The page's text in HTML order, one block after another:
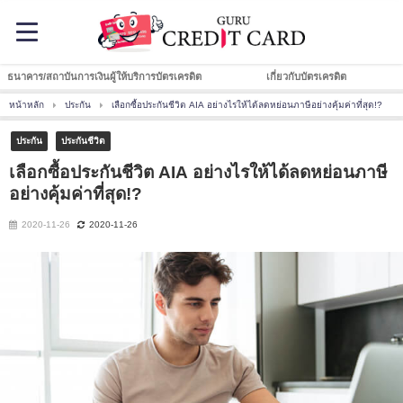
ธนาคาร/สถาบันการเงินผู้ให้บริการบัตรเครดิต เกี่ยวกับบัตรเครดิต
หน้าหลัก ประกัน เลือกซื้อประกันชีวิต AIA อย่างไรให้ได้ลดหย่อนภาษีอย่างคุ้มค่าที่สุด!?
ประกัน ประกันชีวิต
เลือกซื้อประกันชีวิต AIA อย่างไรให้ได้ลดหย่อนภาษี
อย่างคุ้มค่าที่สุด!?
2020-11-26 2020-11-26